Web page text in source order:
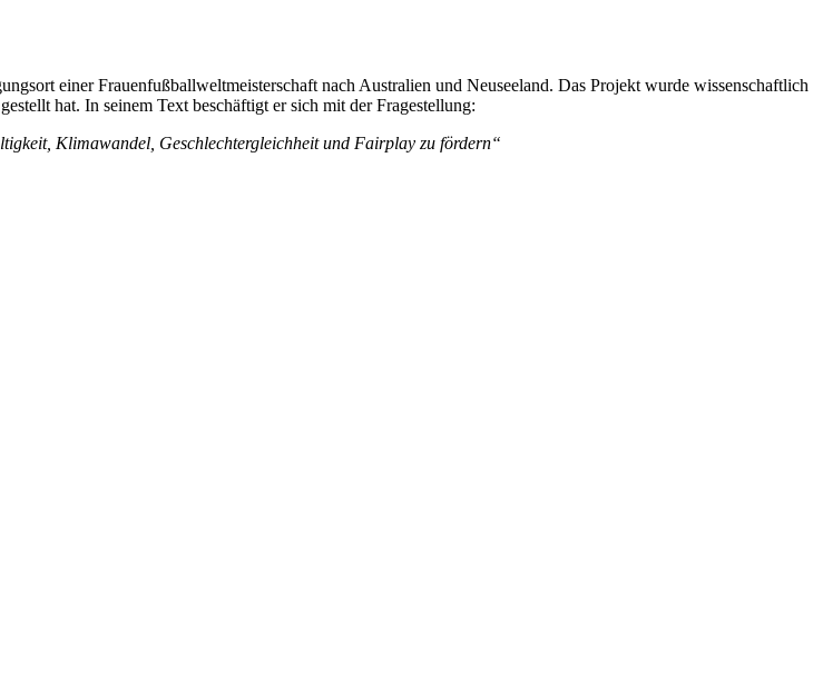
einer Frauenfußballweltmeisterschaft nach Australien und Neuseeland. Das Projekt wurde wissenschaftlich
hat. In seinem Text beschäftigt er sich mit der Fragestellung:
Klimawandel, Geschlechtergleichheit und Fairplay zu fördern“